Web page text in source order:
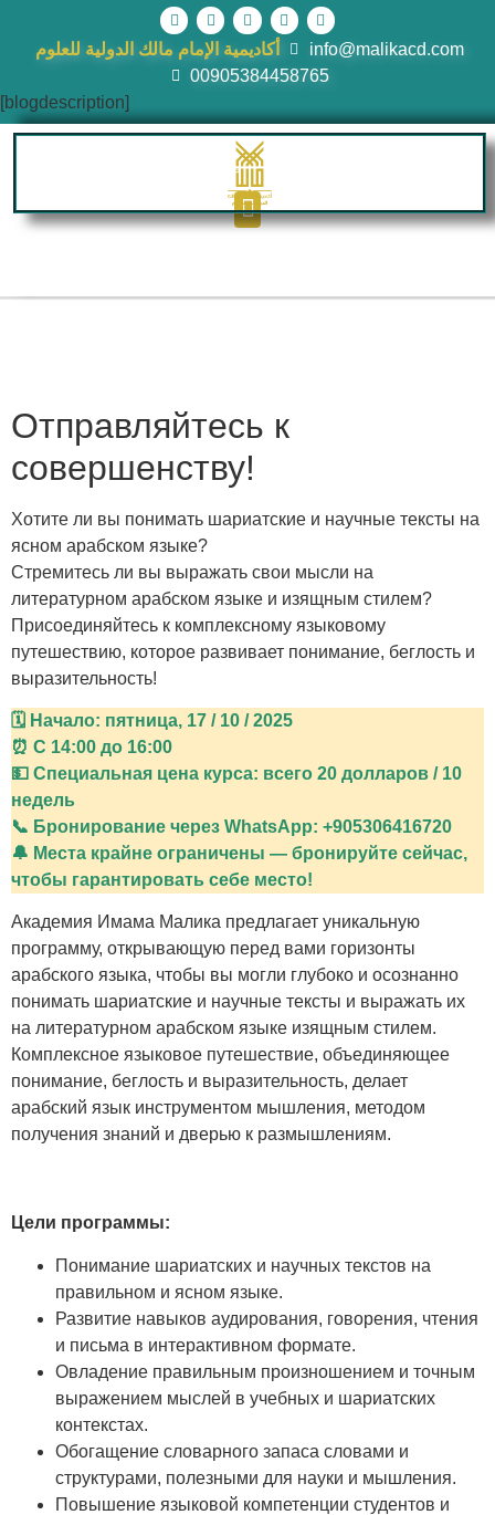
[blogdescription]
info@malikacd.com
00905384458765
Отправляйтесь к
совершенству!
Хотите ли вы понимать шариатские и научные тексты на
ясном арабском языке?
Стремитесь ли вы выражать свои мысли на
литературном арабском языке и изящным стилем?
Присоединяйтесь к комплексному языковому
путешествию, которое развивает понимание, беглость и
выразительность!
🗓 Начало: пятница, 17 / 10 / 2025
⏰ С 14:00 до 16:00
💵 Специальная цена курса: всего 20 долларов / 10
недель
📞 Бронирование через WhatsApp: +905306416720
🔔 Места крайне ограничены — бронируйте сейчас,
чтобы гарантировать себе место!
Академия Имама Малика предлагает уникальную
программу, открывающую перед вами горизонты
арабского языка, чтобы вы могли глубоко и осознанно
понимать шариатские и научные тексты и выражать их
на литературном арабском языке изящным стилем.
Комплексное языковое путешествие, объединяющее
понимание, беглость и выразительность, делает
арабский язык инструментом мышления, методом
получения знаний и дверью к размышлениям.
Цели программы:
Понимание шариатских и научных текстов на
правильном и ясном языке.
Развитие навыков аудирования, говорения, чтения
и письма в интерактивном формате.
Овладение правильным произношением и точным
выражением мыслей в учебных и шариатских
контекстах.
Обогащение словарного запаса словами и
структурами, полезными для науки и мышления.
Повышение языковой компетенции студентов и